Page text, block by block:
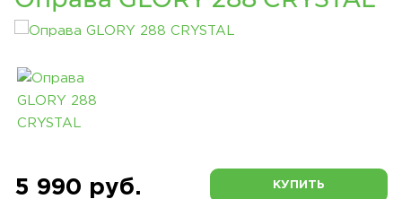
5 990 руб. КУПИТЬ